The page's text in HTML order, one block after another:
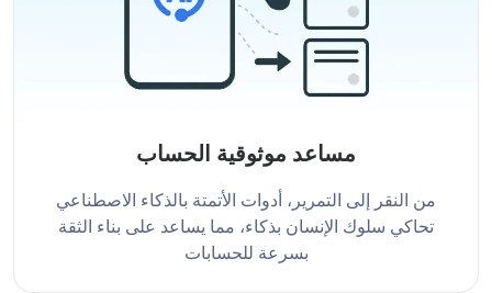
مساعد موثوقية الحساب
من النقر إلى التمرير، أدوات الأتمتة بالذكاء الاصطناعي
تحاكي سلوك الإنسان بذكاء، مما يساعد على بناء الثقة
بسرعة للحسابات